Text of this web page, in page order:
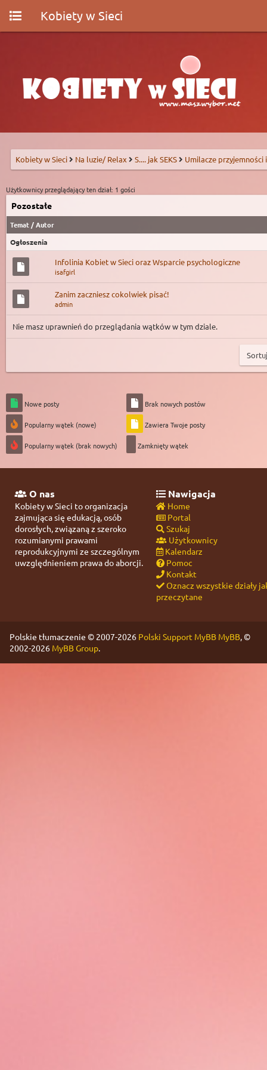
Kobiety w Sieci
Kobiety w Sieci Na luzie/ Relax S.... jak SEKS Umilacze
Użytkownicy przeglądający ten dział: 1 gości
Pozostałe
Temat /Autor
Ogłoszenia
Infolinia Kobiet w Sieci oraz Wsparcie psychologiczne
isafgirl
Zanim zaczniesz cokolwiek pisać!
admin
Nie masz uprawnień do przeglądania wątków w tym dziale.
Nowe posty
Popularny wątek (nowe)
Popularny wątek (brak nowych)
Brak nowych postów
Zawiera Twoje posty
Zamknięty wątek
O nas
Kobiety w Sieci to organizacja
zajmująca się edukacją, osób
dorosłych, związaną z szeroko
rozumianymi prawami
reprodukcyjnymi ze szczególnym
uwzględnieniem prawa do aborcji.
Nawigacja
Home
Portal
Szukaj
Użytkownicy
Kalendarz
Pomoc
Kontakt
Oznacz wszystkie działy
przeczytane
Polskie tłumaczenie © 2007-2026 Polski Support MyBB MyBB, ©
2002-2026 MyBB Group.